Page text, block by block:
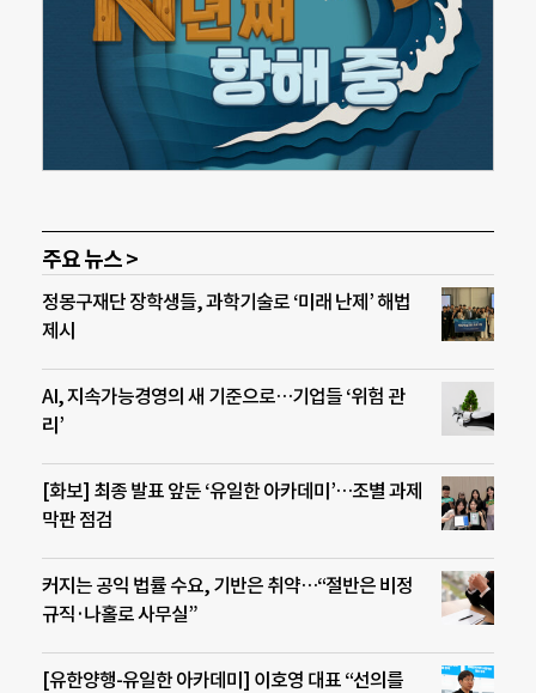
주요 뉴스 >
정몽구재단 장학생들, 과학기술로 ‘미래 난제’ 해법
제시
AI, 지속가능경영의 새 기준으로…기업들 ‘위험 관
리’
[화보] 최종 발표 앞둔 ‘유일한 아카데미’…조별 과제
막판 점검
커지는 공익 법률 수요, 기반은 취약…“절반은 비정
규직·나홀로 사무실”
[유한양행-유일한 아카데미] 이호영 대표 “선의를